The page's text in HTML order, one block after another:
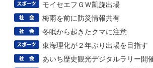
モイセエフＧＷ凱旋出場
梅雨を前に防災情報共有
冬眠から起きたクマに注意
東海理化が２年ぶり出場を目指す
あいち歴史観光デジタルラリー開